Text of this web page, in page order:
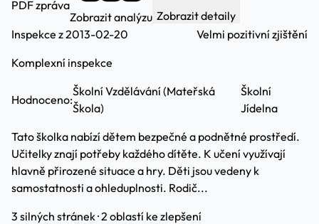
PDF zpráva
Zobrazit analýzu Zobrazit detaily
Inspekce z 2013-02-20
Komplexní inspekce
Velmi pozitivní zjištění
Hodnoceno:
Školní Vzdělávání (Mateřská
Škola)
Školní
Jídelna
Tato školka nabízí dětem bezpečné a podnětné prostředí.
Učitelky znají potřeby každého dítěte. K učení využívají
hlavně přirozené situace a hry. Děti jsou vedeny k
samostatnosti a ohleduplnosti. Rodič...
3 silných stránek · 2 oblastí ke zlepšení